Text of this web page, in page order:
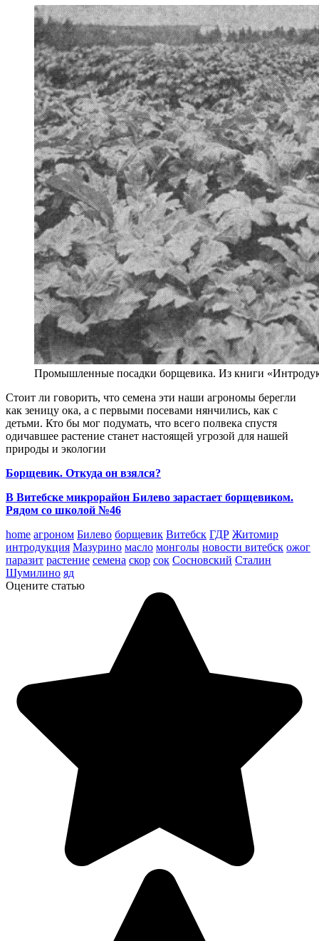
Промышленные посадки борщевика. Из книги
Стоит ли говорить, что семена эти наши агрономы берегли
как зеницу ока, а с первыми посевами нянчились, как с
детьми. Кто бы мог подумать, что всего полвека спустя
одичавшее растение станет настоящей угрозой для нашей
природы и экологии
Борщевик. Откуда он взялся?
В Витебске микрорайон Билево зарастает борщевиком.
Рядом со школой №46
home агроном Билево борщевик Витебск ГДР Житомир
интродукция Мазурино масло монголы новости витебск ожог
паразит растение семена скор сок Сосновский Сталин
Шумилино яд
Оцените статью